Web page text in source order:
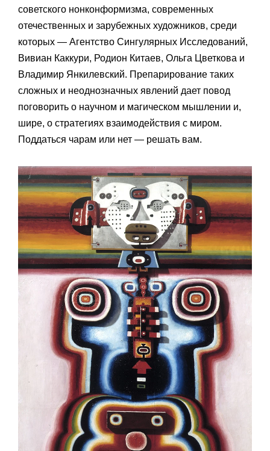
советского нонконформизма, современных
отечественных и зарубежных художников, среди
которых — Агентство Сингулярных Исследований,
Вивиан Каккури, Родион Китаев, Ольга Цветкова и
Владимир Янкилевский. Препарирование таких
сложных и неоднозначных явлений дает повод
поговорить о научном и магическом мышлении и,
шире, о стратегиях взаимодействия с миром.
Поддаться чарам или нет — решать вам.